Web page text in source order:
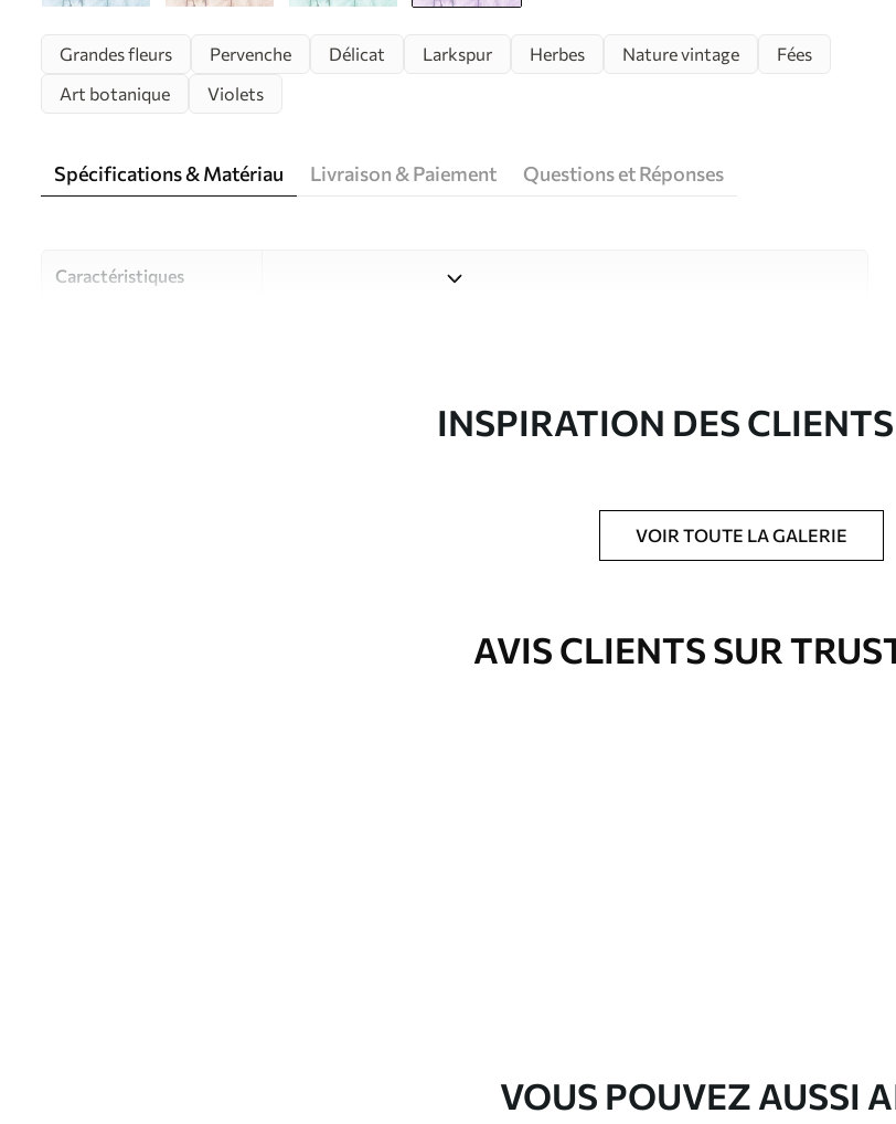
Grandes fleurs Pervenche Délicat Larkspur Herbes Nature vintage
Fées
Art botanique
Violets
Spécifications & Matériau Livraison & Paiement Questions et Réponses
Caractéristiques
Studio de design Uwalls
Vernis protecteur et/ou colle pour papier peint disponibles.
INSPIRATION DES
VOIR TOUTE LA GALERIE
AVIS CLIENTS SUR
VOUS POUVEZ AUSSI